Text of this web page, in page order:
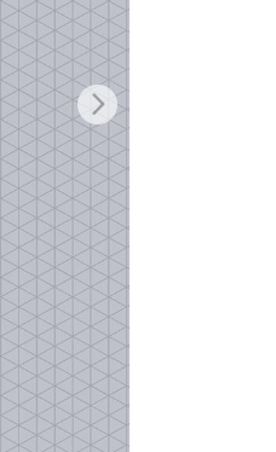
Video Editing Services